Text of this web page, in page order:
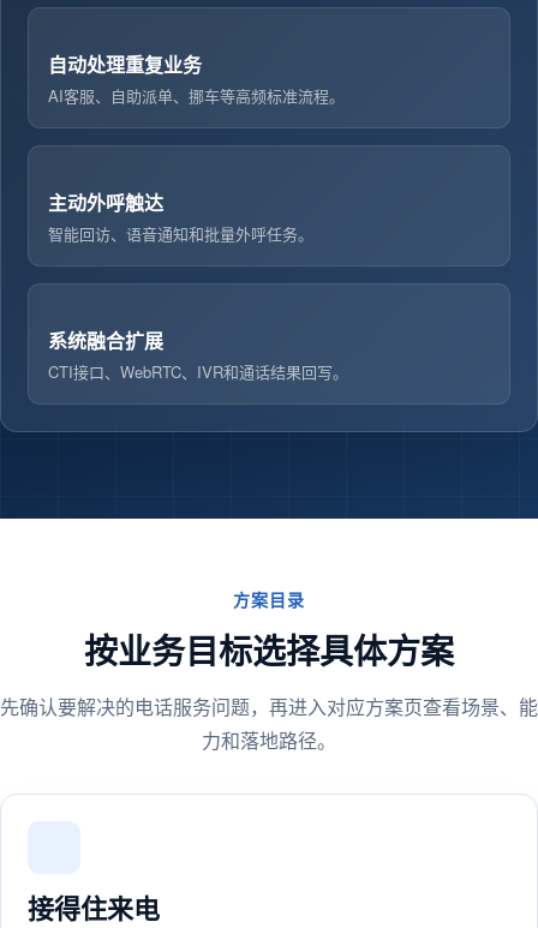
自动处理重复业务
AI客服、自助派单、挪车等高频标准流程。
主动外呼触达
智能回访、语音通知和批量外呼任务。
系统融合扩展
CTI接口、WebRTC、IVR和通话结果回写。
方案目录
按业务目标选择具体方案
先确认要解决的电话服务问题，再进入对应方案页查看场景、能
力和落地路径。
接得住来电